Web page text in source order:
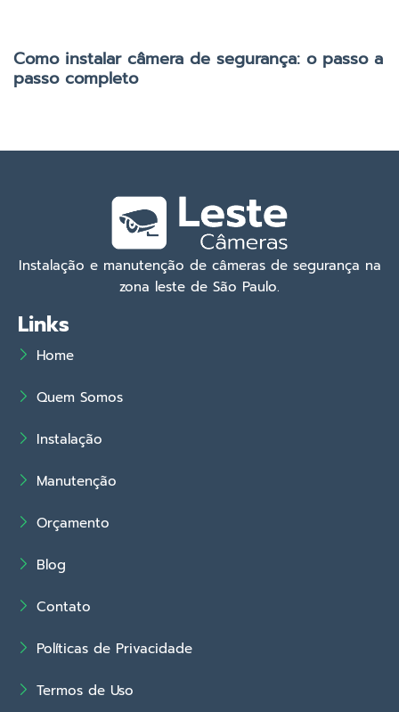
Como instalar câmera de segurança: o passo a
passo completo
Instalação e manutenção de câmeras de segurança na
zona leste de São Paulo.
Links
Home
Quem Somos
Instalação
Manutenção
Orçamento
Blog
Contato
Políticas de Privacidade
Termos de Uso